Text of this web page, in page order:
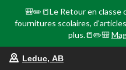
🎒✏️📒Le Retour en classe
fournitures scolaires,
plus.📒✏️🎒
Leduc, AB